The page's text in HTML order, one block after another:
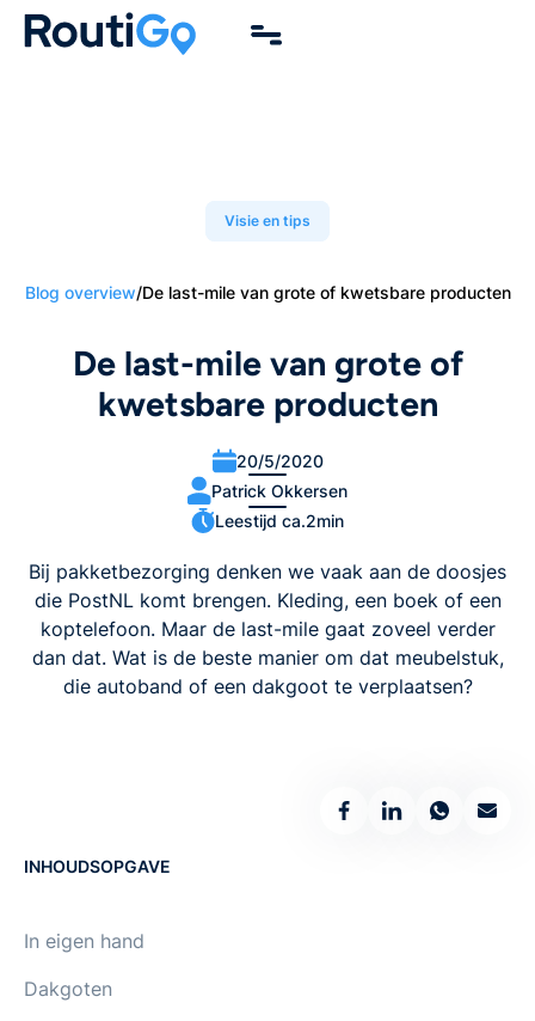
Visie en tips
Blog overview/De last-mile van grote of kwetsbare producten
De last-mile van grote of
kwetsbare producten
20/5/2020
Patrick Okkersen
Leestijd ca.2min
Bij pakketbezorging denken we vaak aan de doosjes
die PostNL komt brengen. Kleding, een boek of een
koptelefoon. Maar de last-mile gaat zoveel verder
dan dat. Wat is de beste manier om dat meubelstuk,
die autoband of een dakgoot te verplaatsen?
INHOUDSOPGAVE
‍In eigen hand
Dakgoten